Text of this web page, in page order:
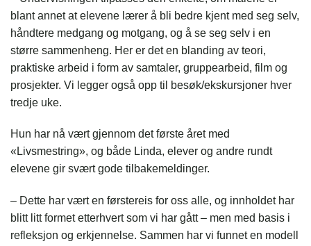
blant annet at elevene lærer å bli bedre kjent med seg selv,
håndtere medgang og motgang, og å se seg selv i en
større sammenheng. Her er det en blanding av teori,
praktiske arbeid i form av samtaler, gruppearbeid, film og
prosjekter. Vi legger også opp til besøk/ekskursjoner hver
tredje uke.
Hun har nå vært gjennom det første året med
«Livsmestring», og både Linda, elever og andre rundt
elevene gir svært gode tilbakemeldinger.
– Dette har vært en førstereis for oss alle, og innholdet har
blitt litt formet etterhvert som vi har gått – men med basis i
refleksjon og erkjennelse. Sammen har vi funnet en modell